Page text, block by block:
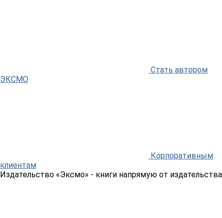
Стать автором
ЭКСМО
Корпоративным
клиентам
Издательство «Эксмо» - книги напрямую от издательства